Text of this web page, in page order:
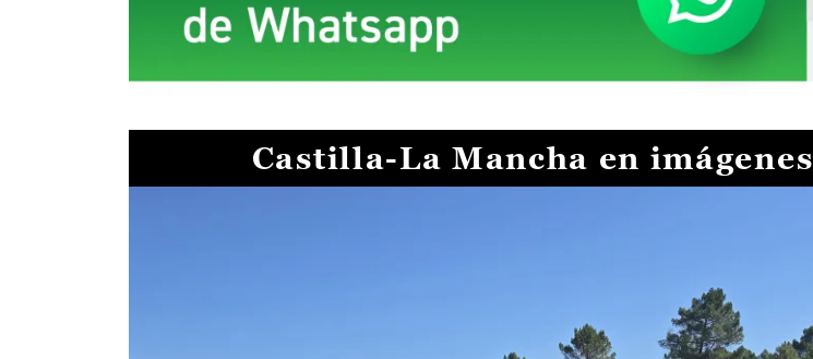
Castilla-La Mancha en imágenes